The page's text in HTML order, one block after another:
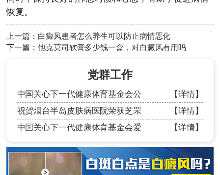
恢复。
上一篇： 白癜风患者怎么养生可以防止病情恶化
下一篇：他克莫司软膏多少钱一盒，对白癜风有用吗
党群工作
中国关心下一代健康体育基金会公
【详情】
祝贺烟台半岛皮肤病医院荣获芝罘
【详情】
中国关心下一代健康体育基金会爱
【详情】